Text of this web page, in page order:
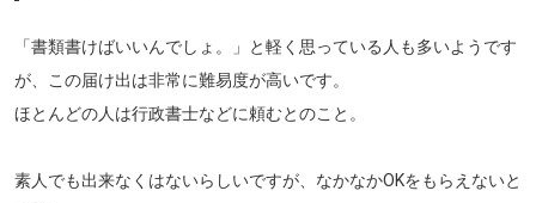
「書類書けばいいんでしょ。」と軽く思っている人も多いようです
が、この届け出は非常に難易度が高いです。
ほとんどの人は行政書士などに頼むとのこと。
素人でも出来なくはないらしいですが、なかなかOKをもらえないと